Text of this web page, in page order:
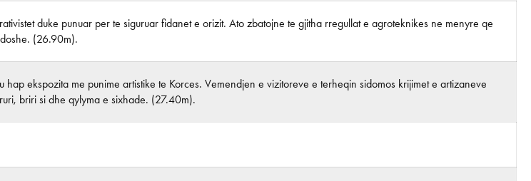
duke punuar per te siguruar fidanet e orizit. Ato zbatojne te gjitha rregullat e agroteknikes ne menyre qe
(26.90m).
hap ekspozita me punime artistike te Korces. Vemendjen e vizitoreve e terheqin sidomos krijimet e artizaneve
briri si dhe qylyma e sixhade. (27.40m).